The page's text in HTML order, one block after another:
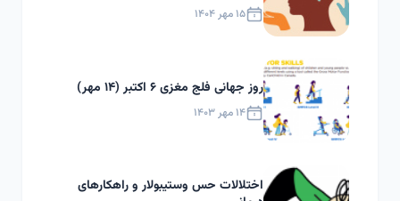
۱۵ مهر ۱۴۰۴
روز جهانی فلج مغزی ۶ اکتبر (۱۴ مهر)
۱۴ مهر ۱۴۰۳
اختلالات حس وستیبولار و راهکارهای